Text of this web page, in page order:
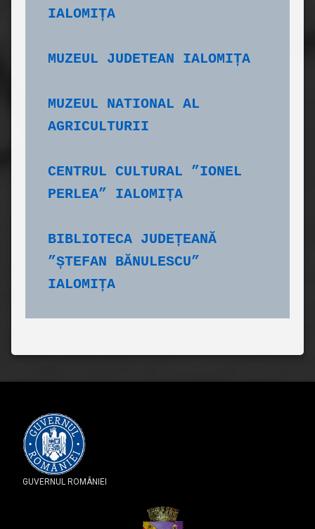
IALOMIȚA
MUZEUL JUDETEAN IALOMIȚA
MUZEUL NATIONAL AL
AGRICULTURII
CENTRUL CULTURAL ”IONEL
PERLEA” IALOMIȚA
BIBLIOTECA JUDEȚEANĂ
”ȘTEFAN BĂNULESCU”
IALOMIȚA
GUVERNUL ROMÂNIEI